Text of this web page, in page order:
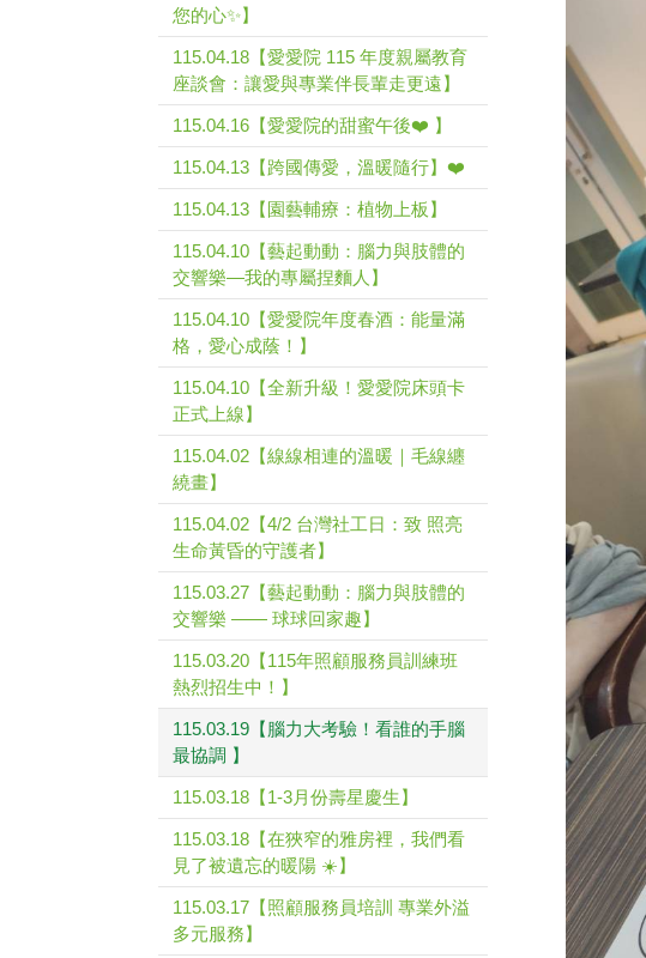
您的心✨】
115.04.18【愛愛院 115 年度親屬教育
座談會：讓愛與專業伴長輩走更遠】
115.04.16【愛愛院的甜蜜午後❤️ 】
115.04.13【跨國傳愛，溫暖隨行】❤️
115.04.13【園藝輔療：植物上板】
115.04.10【藝起動動：腦力與肢體的
交響樂—我的專屬捏麵人】
115.04.10【愛愛院年度春酒：能量滿
格，愛心成蔭！】
115.04.10【全新升級！愛愛院床頭卡
正式上線】
115.04.02【線線相連的溫暖｜毛線纏
繞畫】
115.04.02【4/2 台灣社工日：致 照亮
生命黃昏的守護者】
115.03.27【藝起動動：腦力與肢體的
交響樂 —— 球球回家趣】
115.03.20【115年照顧服務員訓練班
熱烈招生中！】
115.03.19【腦力大考驗！看誰的手腦
最協調 】
115.03.18【1-3月份壽星慶生】
115.03.18【在狹窄的雅房裡，我們看
見了被遺忘的暖陽 ☀️】
115.03.17【照顧服務員培訓 專業外溢
多元服務】